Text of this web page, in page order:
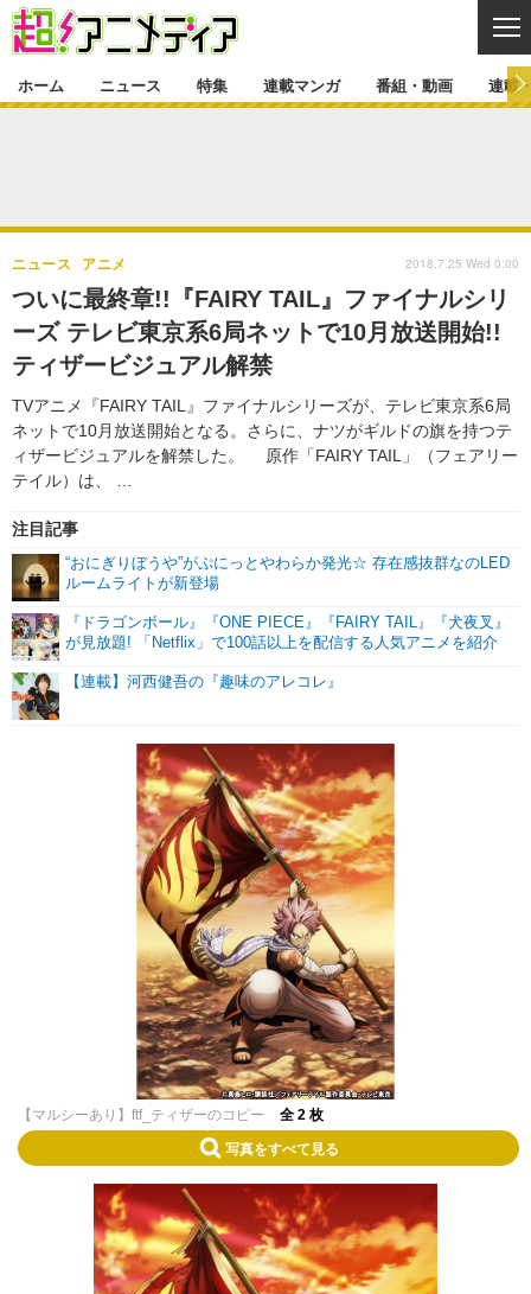
ゲーム・アプリ マンガ
グッズ イベント
声優
舞台 新帝スタ
特集一覧 カバー
ラキりす
連載マンガ
連載マンガ一覧
番組・動画
番組・動画一覧 ラジオ
動画
連載・ブログ
連載・ブログ一覧
編集部ブログ・お知らせ
ホーム ニュース 特集 連載マンガ 番組・動画 連載
ついに最終章!!『FAIRY TAIL』ファイナルシリ
ーズ テレビ東京系6局ネットで10月放送開始!!
ティザービジュアル解禁
TVアニメ『FAIRY TAIL』ファイナルシリーズが、テレビ東京系6局
ネットで10月放送開始となる。さらに、ナツがギルドの旗を持つテ
ィザービジュアルを解禁した。 原作「FAIRY TAIL」（フェアリー
テイル）は、 …
ニュース アニメ
注目記事
“おにぎりぼうや”がぷにっとやわらか発光☆ 存在感抜群なのLED
ルームライトが新登場
『ドラゴンボール』『ONE PIECE』『FAIRY TAIL』『犬夜叉』
が見放題! 「Netflix」で100話以上を配信する人気アニメを紹介
【連載】河西健吾の『趣味のアレコレ』
2018.7.25 Wed 0:00
【マルシーあり】ftf_ティザーのコピー 全 2 枚
写真をすべて見る